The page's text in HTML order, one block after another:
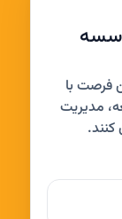
فرصت با
مدیریت